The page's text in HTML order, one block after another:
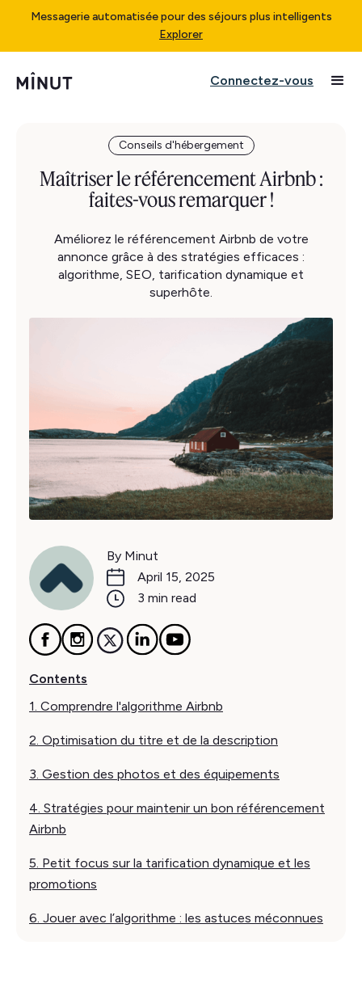
Messagerie automatisée pour des séjours plus intelligents
Explorer
Connectez-vous
Conseils d'hébergement
Maîtriser le référencement Airbnb :
faites-vous remarquer !
Améliorez le référencement Airbnb de votre
annonce grâce à des stratégies efficaces :
algorithme, SEO, tarification dynamique et
superhôte.
By Minut
April 15, 2025
3 min read
Contents
1. Comprendre l'algorithme Airbnb
2. Optimisation du titre et de la description
3. Gestion des photos et des équipements
4. Stratégies pour maintenir un bon référencement
Airbnb
5. Petit focus sur la tarification dynamique et les
promotions
6. Jouer avec l’algorithme : les astuces méconnues